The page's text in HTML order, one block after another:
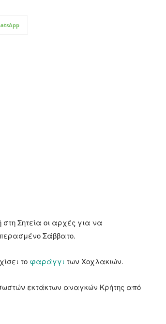
Σητεία οι αρχές για να
Σάββατο.
το φαράγγι των Χοχλακιών.
εκτάκτων αναγκών Κρήτης από